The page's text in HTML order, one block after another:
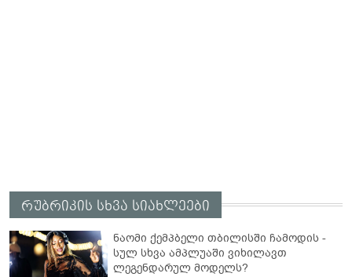
რუბრიკის სხვა სიახლეები
ნაომი ქემპბელი თბილისში ჩამოდის -
სულ სხვა ამპლუაში ვიხილავთ
ლეგენდარულ მოდელს?